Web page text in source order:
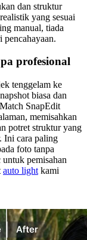
dan struktur
yang sesuai
manual, tiada
pencahayaan.
profesional
tenggelam ke
biasa dan
SnapEdit
memisahkan
potret struktur yang
Ini cara paling
foto tanpa
pemisahan
auto light kami